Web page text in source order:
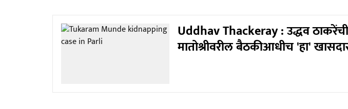
Uddhav Thackeray : उद्धव
मातोश्रीवरील बैठकीआधीच 'हा'